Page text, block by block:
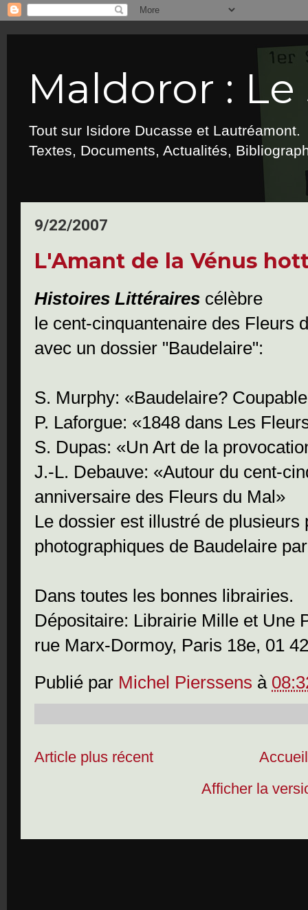
Maldoror : Le
Tout sur Isidore Ducasse et Lautréamont.
Textes, Documents, Actualités,
9/22/2007
L'Amant de la Vénus
Histoires Littéraires célèbre
le cent-cinquantenaire des Fleurs
avec un dossier "Baudelaire":
S. Murphy: «Baudelaire?
P. Laforgue: «1848 dans Les
S. Dupas: «Un Art de la
J.-L. Debauve: «Autour du cent-
anniversaire des Fleurs du Mal»
Le dossier est illustré de plusieurs
photographiques de Baudelaire
Dans toutes les bonnes librairies.
Dépositaire: Librairie Mille et Une
rue Marx-Dormoy, Paris 18e, 01
Publié par Michel Pierssens à
Article plus récent
Accueil
Afficher la